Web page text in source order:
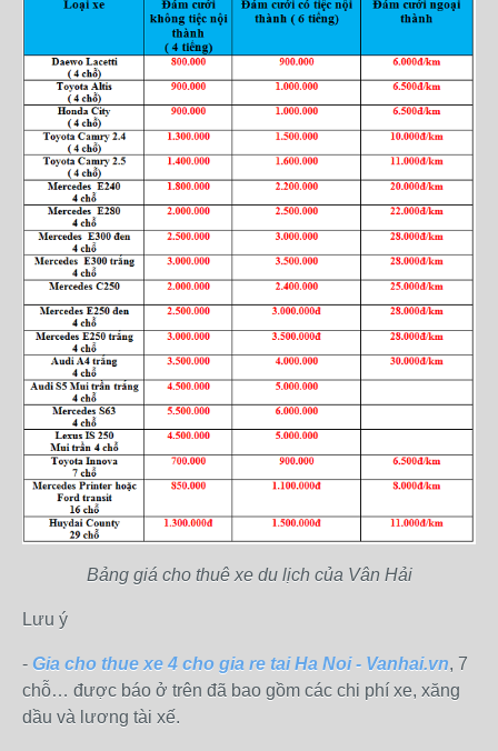
Bảng giá cho thuê xe du lịch của Vân Hải
Lưu ý
- Gia cho thue xe 4 cho gia re tai Ha Noi - Vanhai.vn, 7
chỗ… được báo ở trên đã bao gồm các chi phí xe, xăng
dầu và lương tài xế.